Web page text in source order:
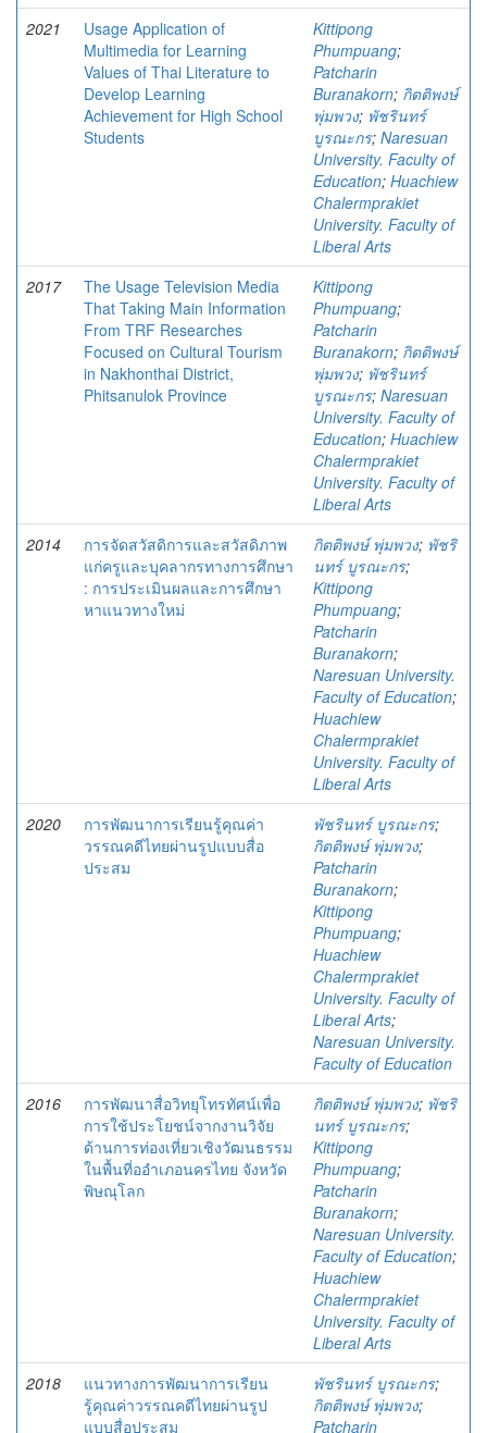
2021
Usage Application of
Multimedia for Learning
Values of Thai Literature to
Develop Learning
Achievement for High School
Students
Kittipong
Phumpuang;
Patcharin
Buranakorn; กิตติพงษ์
พุ่มพวง; พัชรินทร์
บูรณะกร; Naresuan
University. Faculty of
Education; Huachiew
Chalermprakiet
University. Faculty of
Liberal Arts
2017
The Usage Television Media
That Taking Main Information
From TRF Researches
Focused on Cultural Tourism
in Nakhonthai District,
Phitsanulok Province
Kittipong
Phumpuang;
Patcharin
Buranakorn; กิตติพงษ์
พุ่มพวง; พัชรินทร์
บูรณะกร; Naresuan
University. Faculty of
Education; Huachiew
Chalermprakiet
University. Faculty of
Liberal Arts
2014
การจัดสวัสดิการและสวัสดิภาพ
แก่ครูและบุคลากรทางการศึกษา
: การประเมินผลและการศึกษา
หาแนวทางใหม่
กิตติพงษ์ พุ่มพวง; พัชริ
นทร์ บูรณะกร;
Kittipong
Phumpuang;
Patcharin
Buranakorn;
Naresuan University.
Faculty of Education;
Huachiew
Chalermprakiet
University. Faculty of
Liberal Arts
2020
การพัฒนาการเรียนรู้คุณค่า
วรรณคดีไทยผ่านรูปแบบสื่อ
ประสม
พัชรินทร์ บูรณะกร;
กิตติพงษ์ พุ่มพวง;
Patcharin
Buranakorn;
Kittipong
Phumpuang;
Huachiew
Chalermprakiet
University. Faculty of
Liberal Arts;
Naresuan University.
Faculty of Education
2016
การพัฒนาสื่อวิทยุโทรทัศน์เพื่อ
การใช้ประโยชน์จากงานวิจัย
ด้านการท่องเที่ยวเชิงวัฒนธรรม
ในพื้นที่ออำเภอนครไทย จังหวัด
พิษณุโลก
กิตติพงษ์ พุ่มพวง; พัชริ
นทร์ บูรณะกร;
Kittipong
Phumpuang;
Patcharin
Buranakorn;
Naresuan University.
Faculty of Education;
Huachiew
Chalermprakiet
University. Faculty of
Liberal Arts
2018
แนวทางการพัฒนาการเรียน
รู้คุณค่าวรรณคดีไทยผ่านรูป
แบบสื่อประสม
พัชรินทร์ บูรณะกร;
กิตติพงษ์ พุ่มพวง;
Patcharin